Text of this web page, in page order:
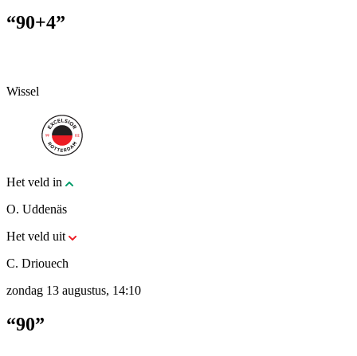
“90+4”
Wissel
Het veld in
O. Uddenäs
Het veld uit
C. Driouech
zondag 13 augustus, 14:10
“90”